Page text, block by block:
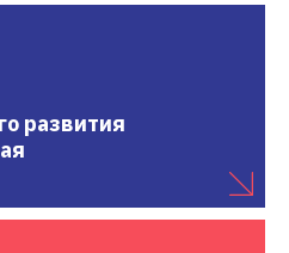
развития